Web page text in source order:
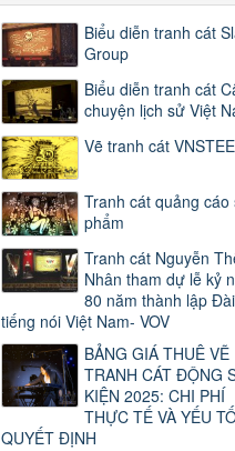
Biểu diễn tranh cát
Group
Biểu diễn tranh cát
chuyện lịch sử Việt
Vẽ tranh cát
Tranh cát quảng cáo
phẩm
Tranh cát Nguyễn
Nhân tham dự lễ kỷ
80 năm thành lập Đài
tiếng nói Việt Nam- VOV
BẢNG GIÁ THUÊ VẼ
TRANH CÁT ĐỘNG
KIỆN 2025: CHI PHÍ
THỰC TẾ VÀ YẾU
QUYẾT ĐỊNH